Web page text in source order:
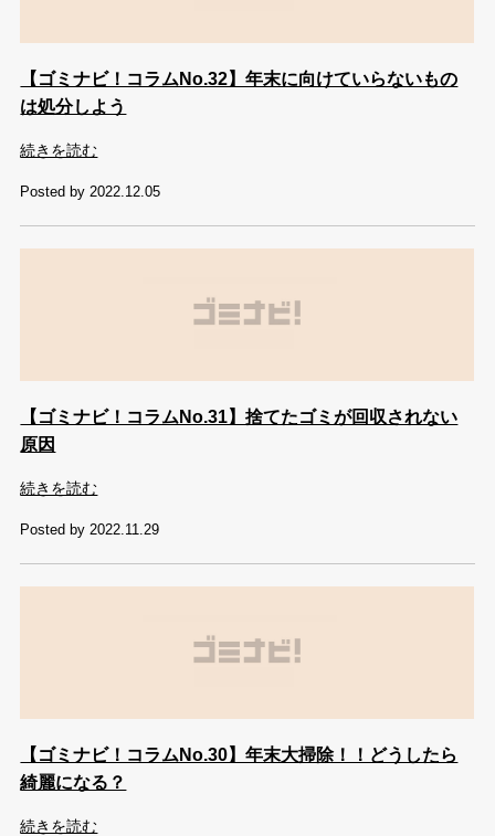
【ゴミナビ！コラムNo.32】年末に向けていらないもの
は処分しよう
続きを読む
Posted by 2022.12.05
【ゴミナビ！コラムNo.31】捨てたゴミが回収されない
原因
続きを読む
Posted by 2022.11.29
【ゴミナビ！コラムNo.30】年末大掃除！！どうしたら
綺麗になる？
続きを読む